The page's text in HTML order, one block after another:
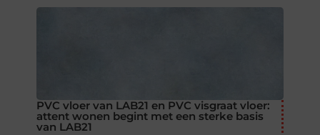
PVC vloer van LAB21 en PVC visgraat vloer:
attent wonen begint met een sterke basis
van LAB21